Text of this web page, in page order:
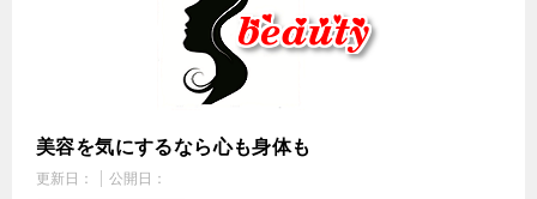
美容を気にするなら心も身体も
更新日：
公開日：